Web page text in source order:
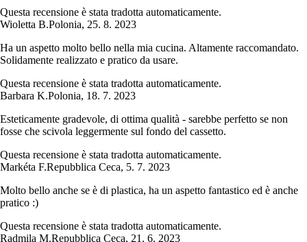
Questa recensione è stata tradotta automaticamente.
Wioletta B.Polonia, 25. 8. 2023
Ha un aspetto molto bello nella mia cucina. Altamente raccomandato.
Solidamente realizzato e pratico da usare.
Questa recensione è stata tradotta automaticamente.
Barbara K.Polonia, 18. 7. 2023
Esteticamente gradevole, di ottima qualità - sarebbe perfetto se non
fosse che scivola leggermente sul fondo del cassetto.
Questa recensione è stata tradotta automaticamente.
Markéta F.Repubblica Ceca, 5. 7. 2023
Molto bello anche se è di plastica, ha un aspetto fantastico ed è anche
pratico :)
Questa recensione è stata tradotta automaticamente.
Radmila M.Repubblica Ceca, 21. 6. 2023